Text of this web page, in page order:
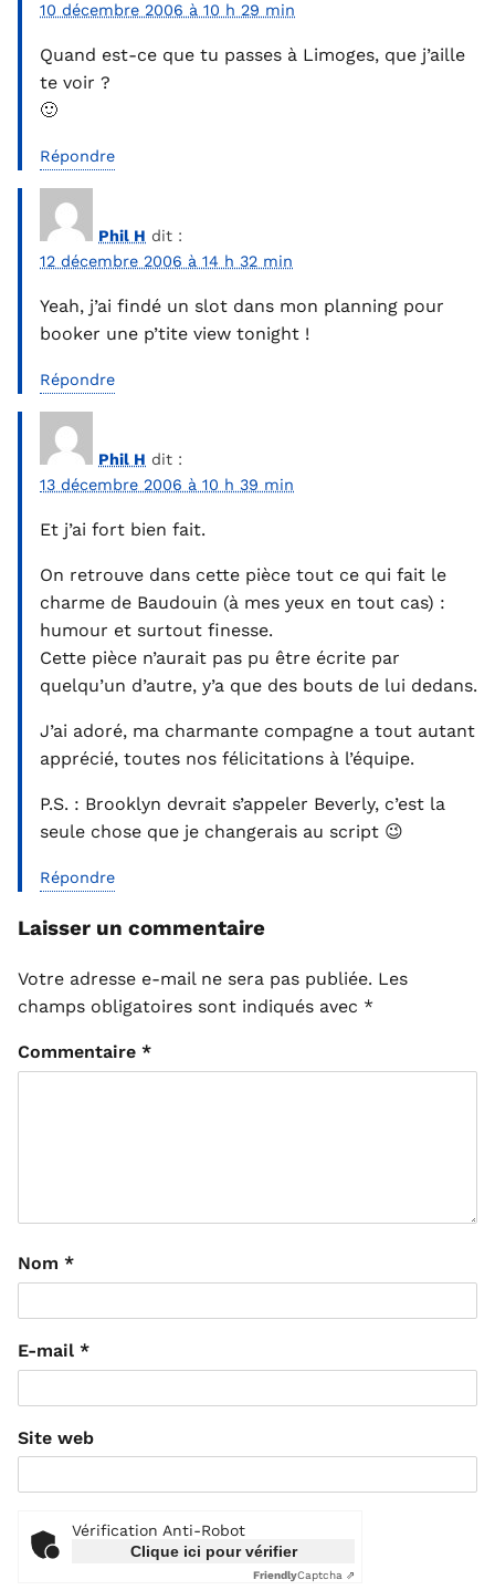
10 décembre 2006 à 10 h 29 min
Quand est-ce que tu passes à Limoges, que j’aille
te voir ?
🙂
Répondre
Phil H dit :
12 décembre 2006 à 14 h 32 min
Yeah, j’ai findé un slot dans mon planning pour
booker une p’tite view tonight !
Répondre
Phil H dit :
13 décembre 2006 à 10 h 39 min
Et j’ai fort bien fait.
On retrouve dans cette pièce tout ce qui fait le
charme de Baudouin (à mes yeux en tout cas) :
humour et surtout finesse.
Cette pièce n’aurait pas pu être écrite par
quelqu’un d’autre, y’a que des bouts de lui dedans.
J’ai adoré, ma charmante compagne a tout autant
apprécié, toutes nos félicitations à l’équipe.
P.S. : Brooklyn devrait s’appeler Beverly, c’est la
seule chose que je changerais au script 😉
Répondre
Laisser un commentaire
Votre adresse e-mail ne sera pas publiée. Les
champs obligatoires sont indiqués avec *
Commentaire *
Nom *
E-mail *
Site web
Vérification Anti-Robot
Clique ici pour vérifier
FriendlyCaptcha ⇗